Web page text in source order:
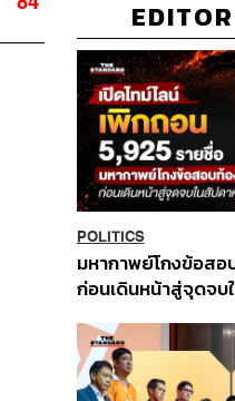
POLITICS
มหากาพย์โกงข้อสอ
ก่อนเดินหน้าสู่จุดจบ